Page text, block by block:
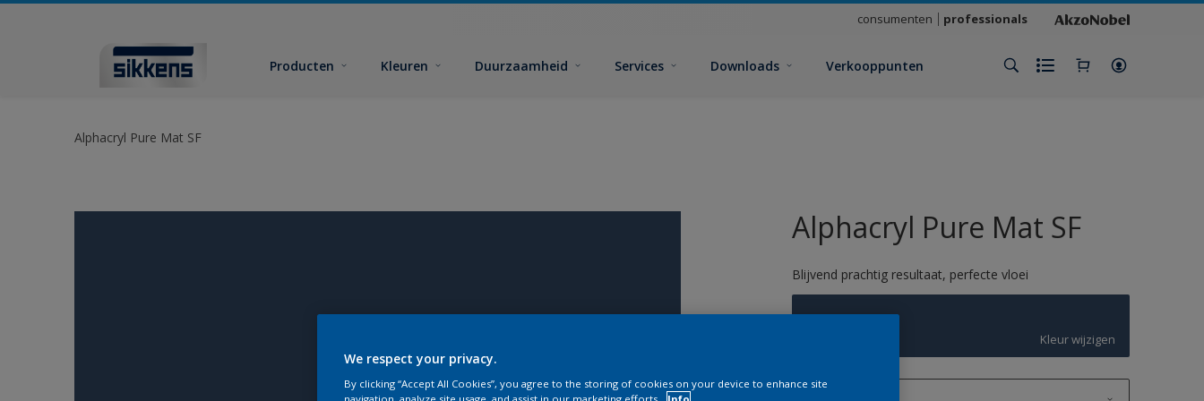
consumenten professionals
Producten Kleuren Duurzaamheid Services Downloads Verkooppunten
Alphacryl Pure Mat SF
Alphacryl Pure Mat SF
Blijvend prachtig resultaat, perfecte vloei
T9.26.21
Kleur wijzigen
We respect your privacy.
By clicking “Accept All Cookies”, you agree to the storing of cookies on your device to enhance site